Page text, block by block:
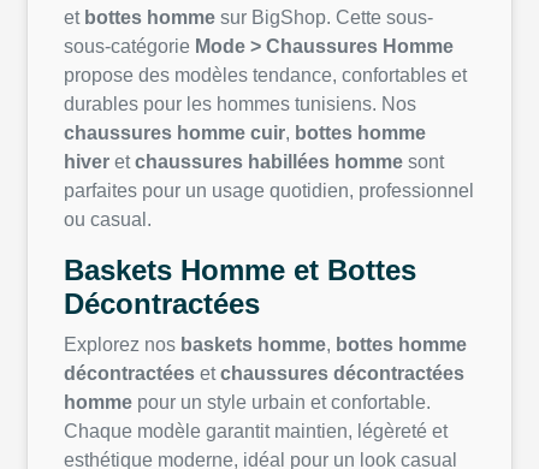
et bottes homme sur BigShop. Cette sous-
sous-catégorie Mode > Chaussures Homme
propose des modèles tendance, confortables et
durables pour les hommes tunisiens. Nos
chaussures homme cuir, bottes homme
hiver etchaussures habillées homme sont
parfaites pour un usage quotidien, professionnel
ou casual.
Baskets Homme et Bottes
Décontractées
Explorez nos baskets homme, bottes homme
décontractées etchaussures décontractées
homme pour un style urbain et confortable.
Chaque modèle garantit maintien, légèreté et
esthétique moderne, idéal pour un look casual